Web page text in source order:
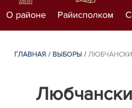
О районе Райисполком
ГЛАВНАЯ / ВЫБОРЫ /